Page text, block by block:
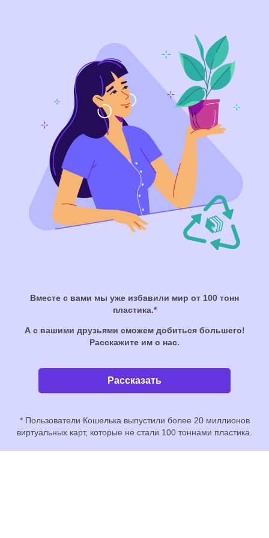
Вместе с вами мы уже избавили мир от 100 тонн
пластика.*
А с вашими друзьями сможем добиться большего!
Расскажите им о нас.
Рассказать
* Пользователи Кошелька выпустили более 20 миллионов
виртуальных карт, которые не стали 100 тоннами пластика.